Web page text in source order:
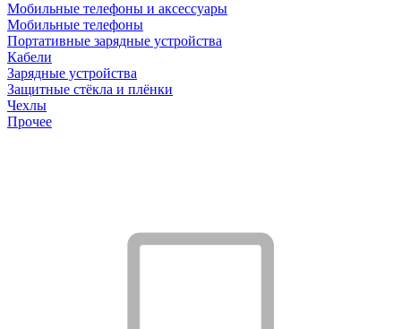
Мобильные телефоны и аксессуары
Мобильные телефоны
Портативные зарядные устройства
Кабели
Зарядные устройства
Защитные стёкла и плёнки
Чехлы
Прочее